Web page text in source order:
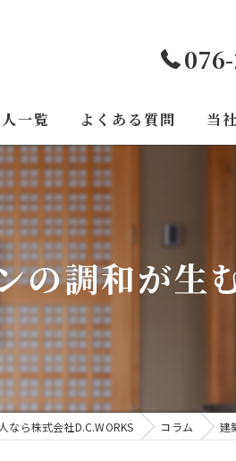
一覧 よくある質問 当
現
の調和が生
なら株式会社D.C.WORKS コラム 建